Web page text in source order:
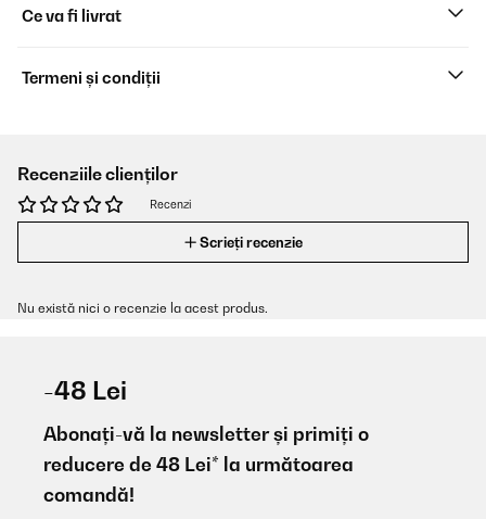
Ce va fi livrat
Termeni și condiții
Recenziile clienților
Recenzi
Scrieți recenzie
Nu există nici o recenzie la acest produs.
-48 Lei
Abonați-vă la newsletter și primiți o
reducere de 48 Lei* la următoarea
comandă!